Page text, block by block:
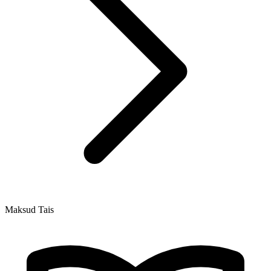
Maksud Tais